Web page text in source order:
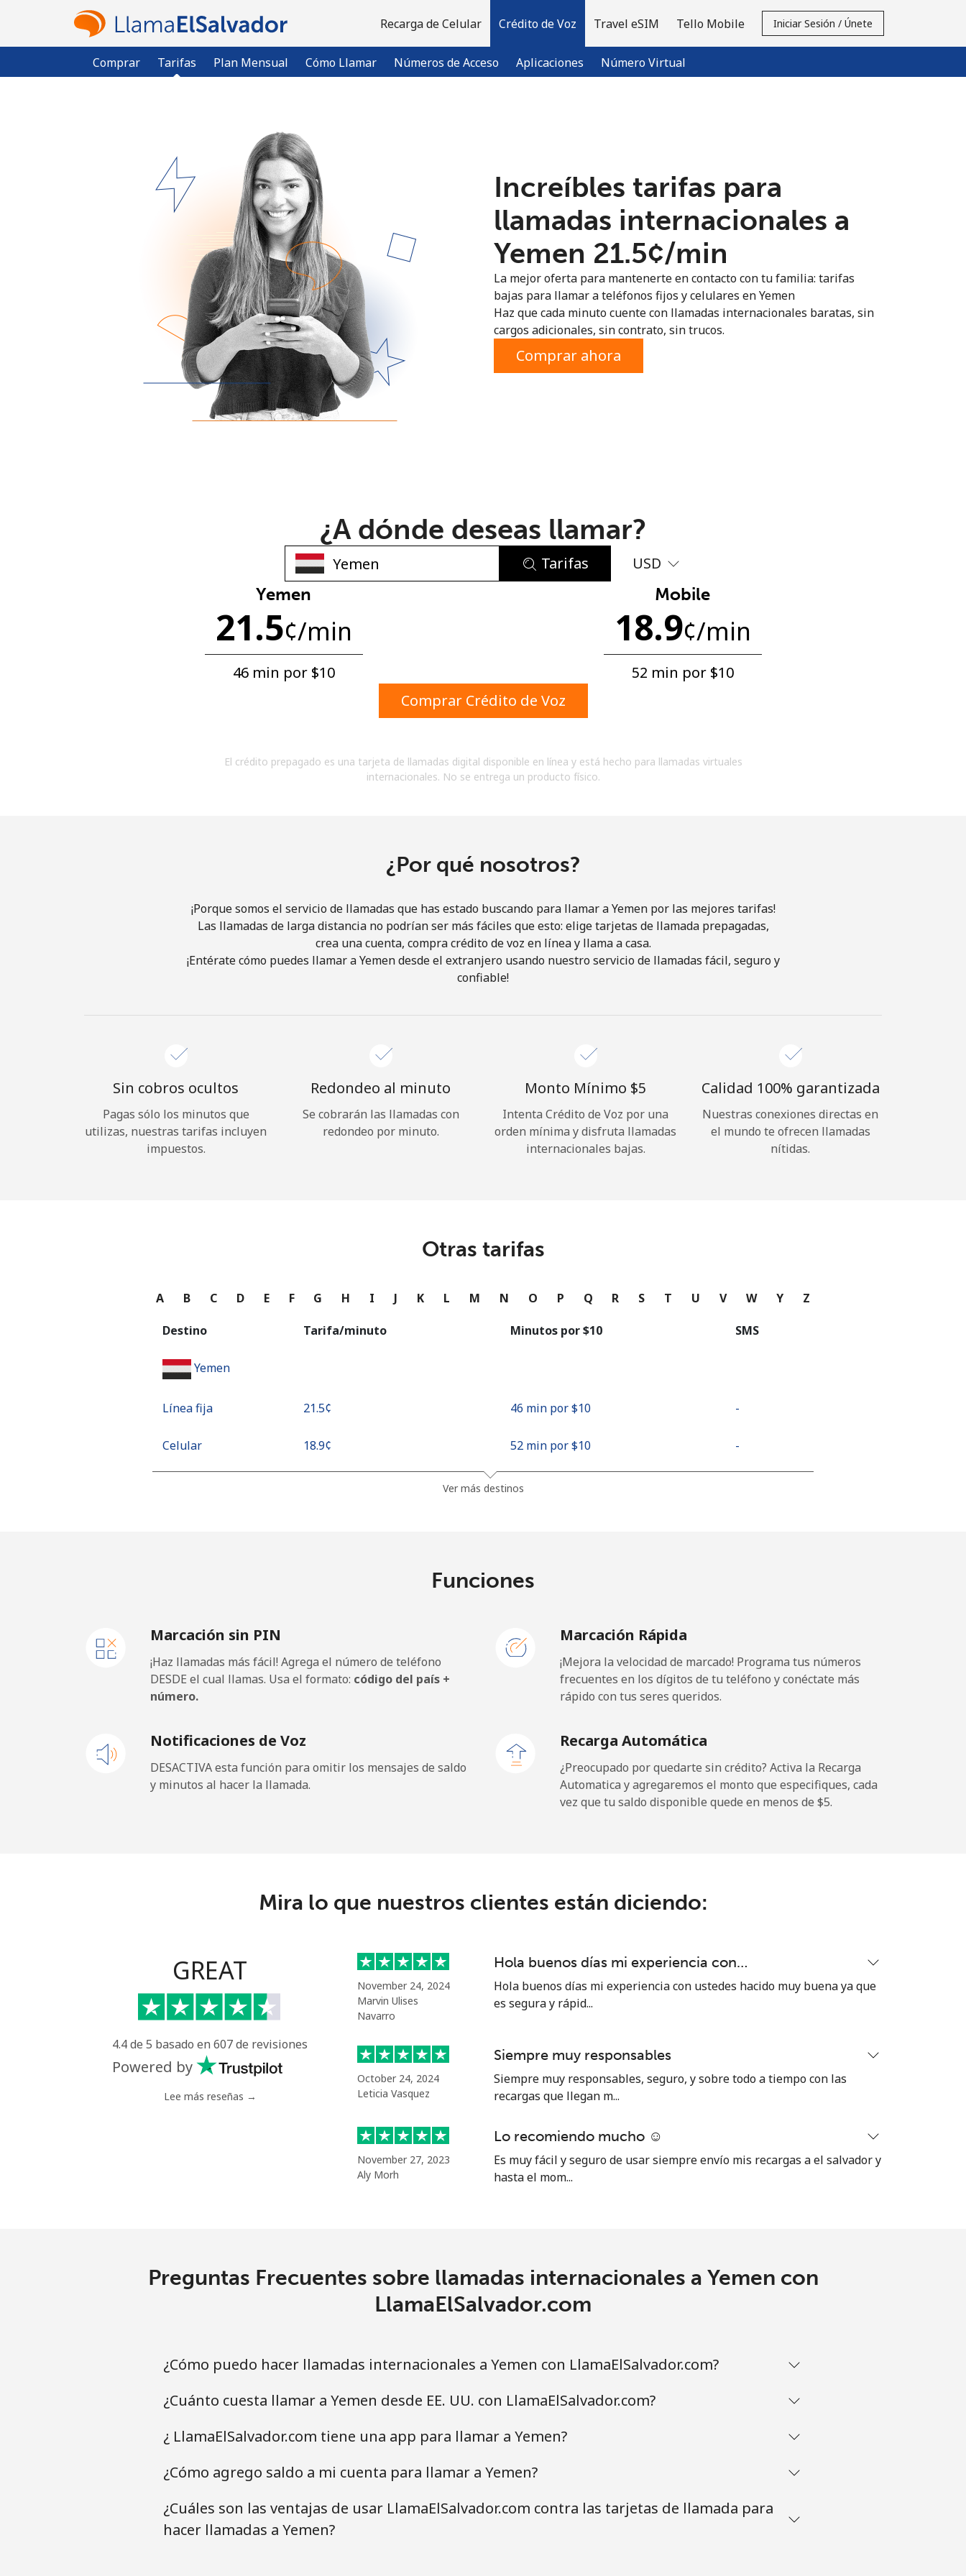
Recarga de Celular Crédito de Voz
Comprar Tarifas Plan Mensual Cómo Llamar Números de Acceso Aplicaciones Número Virtual
Travel eSIM Tello Mobile Iniciar Sesión / Únete
¿Ya tienes una cuenta? Inicia sesión →
Regístrate con
Una letra mayúscula y una minúscula
acuerdo con estos
Términos y condiciones.
Únete
¡Hola!
Iniciar Sesión
Continuar con
Increíbles tarifas para
llamadas internacionales a
Yemen ⁦21.5¢⁩/min
La mejor oferta para mantenerte en contacto con tu familia: tarifas
bajas para llamar a teléfonos fijos y celulares en Yemen
Haz que cada minuto cuente con llamadas internacionales baratas, sin
cargos adicionales, sin contrato, sin trucos.
Comprar ahora
¿A dónde deseas llamar?
Tarifas USD
Yemen
21.5¢/min
46 min por ⁦$10⁩
Mobile
18.9¢/min
52 min por ⁦$10⁩
Comprar Crédito de Voz
El crédito prepagado es una tarjeta de llamadas digital disponible en línea y está hecho para llamadas virtuales
internacionales. No se entrega un producto físico.
¿Por qué nosotros?
¡Porque somos el servicio de llamadas que has estado buscando para llamar a Yemen por las mejores tarifas!
Las llamadas de larga distancia no podrían ser más fáciles que esto: elige tarjetas de llamada prepagadas,
crea una cuenta, compra crédito de voz en línea y llama a casa.
¡Entérate cómo puedes llamar a Yemen desde el extranjero usando nuestro servicio de llamadas fácil, seguro y
confiable!
Sin cobros ocultos
Pagas sólo los minutos que
utilizas, nuestras tarifas incluyen
impuestos.
Redondeo al minuto
Se cobrarán las llamadas con
redondeo por minuto.
Monto Mínimo ⁦$5⁩
Intenta Crédito de Voz por una
orden mínima y disfruta llamadas
internacionales bajas.
Calidad 100% garantizada
Nuestras conexiones directas en
el mundo te ofrecen llamadas
nítidas.
Otras tarifas
A B C D E F G H I J K L M N O P Q R S T U V W Y Z
Destino Tarifa/minuto Minutos por ⁦$10⁩ SMS
Yemen
Línea fija ⁦21.5¢⁩ 46 min por ⁦$10⁩ -
Celular ⁦18.9¢⁩ 52 min por ⁦$10⁩ -
Ver más destinos
Funciones
Marcación sin PIN
¡Haz llamadas más fácil! Agrega el número de teléfono
DESDE el cual llamas. Usa el formato: código del país +
número.
Marcación Rápida
¡Mejora la velocidad de marcado! Programa tus números
frecuentes en los dígitos de tu teléfono y conéctate más
rápido con tus seres queridos.
Notificaciones de Voz
DESACTIVA esta función para omitir los mensajes de saldo
y minutos al hacer la llamada.
Recarga Automática
¿Preocupado por quedarte sin crédito? Activa la Recarga
Automatica y agregaremos el monto que especifiques, cada
vez que tu saldo disponible quede en menos de ⁦$5⁩.
Mira lo que nuestros clientes están diciendo:
GREAT
4.4 de 5 basado en 607 de revisiones
Powered by
Lee más reseñas →
November 24, 2024
Marvin Ulises
Navarro
Hola buenos días mi experiencia con…
Hola buenos días mi experiencia con ustedes hacido muy buena ya que
es segura y rápid...
October 24, 2024
Leticia Vasquez
Siempre muy responsables
Siempre muy responsables, seguro, y sobre todo a tiempo con las
recargas que llegan m...
November 27, 2023
Aly Morh
Lo recomiendo mucho ☺️
Es muy fácil y seguro de usar siempre envío mis recargas a el salvador y
hasta el mom...
Preguntas Frecuentes sobre llamadas internacionales a Yemen con
LlamaElSalvador.com
¿Cómo puedo hacer llamadas internacionales a Yemen con LlamaElSalvador.com?
¿Cuánto cuesta llamar a Yemen desde EE. UU. con LlamaElSalvador.com?
¿ LlamaElSalvador.com tiene una app para llamar a Yemen?
¿Cómo agrego saldo a mi cuenta para llamar a Yemen?
¿Cuáles son las ventajas de usar LlamaElSalvador.com contra las tarjetas de llamada para
hacer llamadas a Yemen?